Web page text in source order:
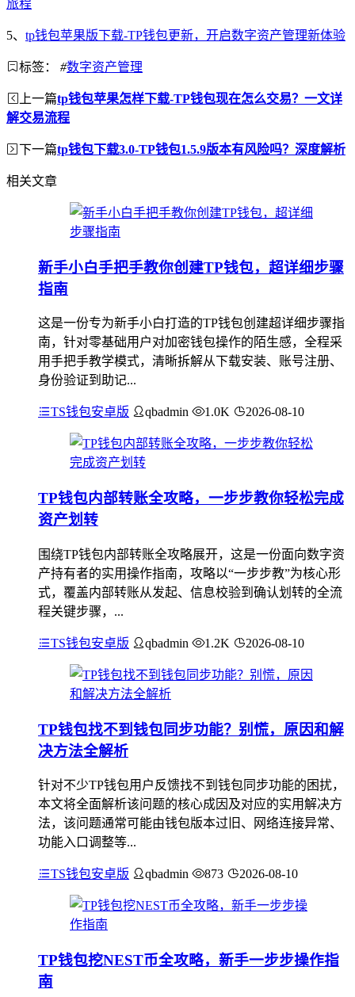
旅程
5、 tp钱包苹果版下载-TP钱包更新，开启数字资产管理新体验
标签： #数字资产管理
上一篇tp钱包苹果怎样下载-TP钱包现在怎么交易？一文详
解交易流程
下一篇tp钱包下载3.0-TP钱包1.5.9版本有风险吗？深度解析
相关文章
新手小白手把手教你创建TP钱包，超详细步骤
指南
这是一份专为新手小白打造的TP钱包创建超详细步骤指
南，针对零基础用户对加密钱包操作的陌生感，全程采
用手把手教学模式，清晰拆解从下载安装、账号注册、
身份验证到助记...
TS钱包安卓版 qbadmin 1.0K 2026-08-10
TP钱包内部转账全攻略，一步步教你轻松完成
资产划转
围绕TP钱包内部转账全攻略展开，这是一份面向数字资
产持有者的实用操作指南，攻略以“一步步教”为核心形
式，覆盖内部转账从发起、信息校验到确认划转的全流
程关键步骤，...
TS钱包安卓版 qbadmin 1.2K 2026-08-10
TP钱包找不到钱包同步功能？别慌，原因和解
决方法全解析
针对不少TP钱包用户反馈找不到钱包同步功能的困扰，
本文将全面解析该问题的核心成因及对应的实用解决方
法，该问题通常可能由钱包版本过旧、网络连接异常、
功能入口调整等...
TS钱包安卓版 qbadmin 873 2026-08-10
TP钱包挖NEST币全攻略，新手一步步操作指
南